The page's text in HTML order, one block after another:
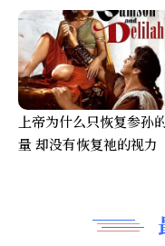
上帝为什么只恢复参孙
量 却没有恢复祂的视力